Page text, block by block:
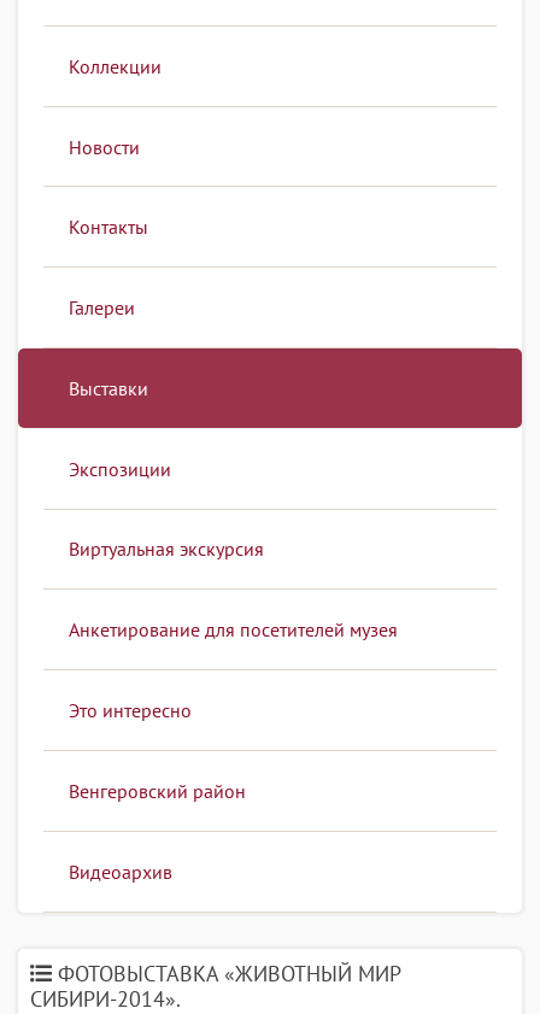
Коллекции
Новости
Контакты
Галереи
Выставки
Экспозиции
Виртуальная экскурсия
Анкетирование для посетителей музея
Это интересно
Венгеровский район
Видеоархив
ФОТОВЫСТАВКА «ЖИВОТНЫЙ МИР
СИБИРИ-2014».